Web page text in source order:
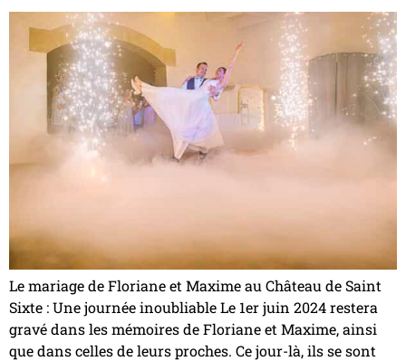
Le mariage de Floriane et Maxime au Château de Saint
Sixte : Une journée inoubliable Le 1er juin 2024 restera
gravé dans les mémoires de Floriane et Maxime, ainsi
que dans celles de leurs proches. Ce jour-là, ils se sont